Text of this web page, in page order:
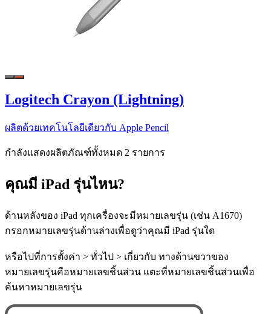
Logitech Crayon (Lightning)
ผลิตด้วยเทคโนโลยีเดียวกับ Apple Pencil
กำลังแสดงผลิตภัณฑ์ทั้งหมด 2 รายการ
คุณมี iPad รุ่นไหน?
ด้านหลังของ iPad ทุกเครื่องจะมีหมายเลขรุ่น (เช่น A1670)
กรอกหมายเลขรุ่นด้านล่างเพื่อดูว่าคุณมี iPad รุ่นใด
หรือไปที่การตั้งค่า > ทั่วไป > เกี่ยวกับ ทางด้านขวาของ
หมายเลขรุ่นคือหมายเลขชิ้นส่วน แตะที่หมายเลขชิ้นส่วนเพื่อ
ค้นหาหมายเลขรุ่น